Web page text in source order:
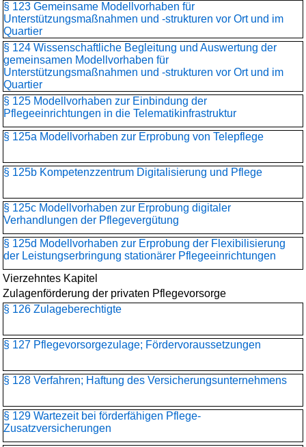
§ 123 Gemeinsame Modellvorhaben für
Unterstützungsmaßnahmen und -strukturen vor Ort und im
Quartier
§ 124 Wissenschaftliche Begleitung und Auswertung der
gemeinsamen Modellvorhaben für
Unterstützungsmaßnahmen und -strukturen vor Ort und im
Quartier
§ 125 Modellvorhaben zur Einbindung der
Pflegeeinrichtungen in die Telematikinfrastruktur
§ 125a Modellvorhaben zur Erprobung von Telepflege
§ 125b Kompetenzzentrum Digitalisierung und Pflege
§ 125c Modellvorhaben zur Erprobung digitaler
Verhandlungen der Pflegevergütung
§ 125d Modellvorhaben zur Erprobung der Flexibilisierung
der Leistungserbringung stationärer Pflegeeinrichtungen
Vierzehntes Kapitel
Zulagenförderung der privaten Pflegevorsorge
§ 126 Zulageberechtigte
§ 127 Pflegevorsorgezulage; Fördervoraussetzungen
§ 128 Verfahren; Haftung des Versicherungsunternehmens
§ 129 Wartezeit bei förderfähigen Pflege-
Zusatzversicherungen